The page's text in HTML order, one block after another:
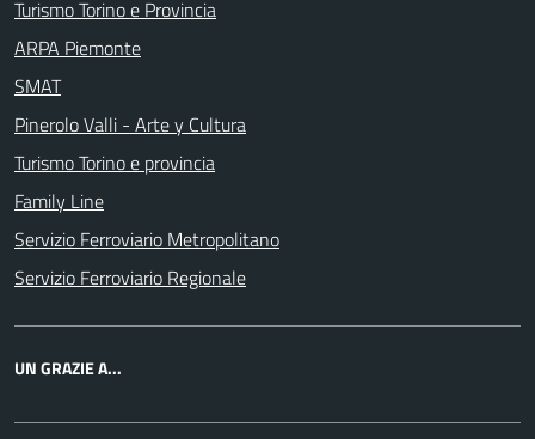
Turismo Torino e Provincia
ARPA Piemonte
SMAT
Pinerolo Valli - Arte y Cultura
Turismo Torino e provincia
Family Line
Servizio Ferroviario Metropolitano
Servizio Ferroviario Regionale
UN GRAZIE A...